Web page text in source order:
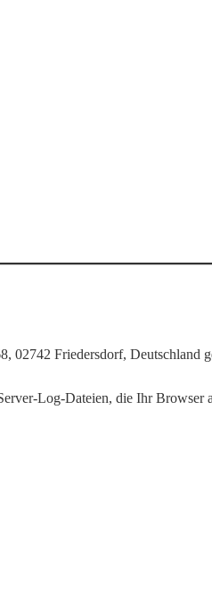
Friedersdorf, Deutschland
Log-Dateien, die Ihr Browser